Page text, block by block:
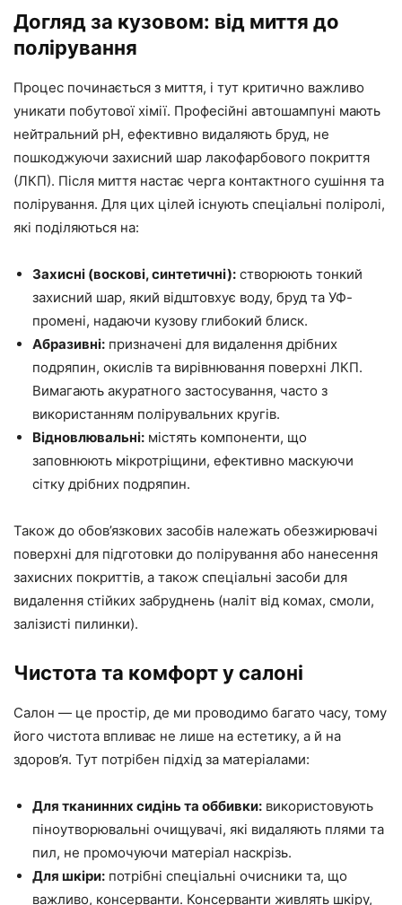
Догляд за кузовом: від миття до
полірування
Процес починається з миття, і тут критично важливо
уникати побутової хімії. Професійні автошампуні мають
нейтральний pH, ефективно видаляють бруд, не
пошкоджуючи захисний шар лакофарбового покриття
(ЛКП). Після миття настає черга контактного сушіння та
полірування. Для цих цілей існують спеціальні поліролі,
які поділяються на:
Захисні (воскові, синтетичні): створюють тонкий
захисний шар, який відштовхує воду, бруд та УФ-
промені, надаючи кузову глибокий блиск.
Абразивні: призначені для видалення дрібних
подряпин, окислів та вирівнювання поверхні ЛКП.
Вимагають акуратного застосування, часто з
використанням полірувальних кругів.
Відновлювальні: містять компоненти, що
заповнюють мікротріщини, ефективно маскуючи
сітку дрібних подряпин.
Також до обов’язкових засобів належать обезжирювачі
поверхні для підготовки до полірування або нанесення
захисних покриттів, а також спеціальні засоби для
видалення стійких забруднень (наліт від комах, смоли,
залізисті пилинки).
Чистота та комфорт у салоні
Салон — це простір, де ми проводимо багато часу, тому
його чистота впливає не лише на естетику, а й на
здоров’я. Тут потрібен підхід за матеріалами:
Для тканинних сидінь та оббивки: використовують
піноутворювальні очищувачі, які видаляють плями та
пил, не промочуючи матеріал наскрізь.
Для шкіри: потрібні спеціальні очисники та, що
важливо, консерванти. Консерванти живлять шкіру,